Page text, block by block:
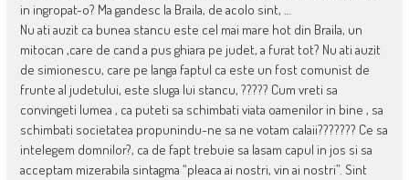
in ingropat-o? Ma gandesc la Braila, de acolo sint, …
Nu ati auzit ca bunea stancu este cel mai mare hot din Braila, un
mitocan ,care de cand a pus ghiara pe judet, a furat tot? Nu ati auzit
de simionescu, care pe langa faptul ca este un fost comunist de
frunte al judetului, este sluga lui stancu, ????? Cum vreti sa
convingeti lumea , ca puteti sa schimbati viata oamenilor in bine , sa
schimbati societatea propunindu-ne sa ne votam calaii??????? Ce sa
intelegem domnilor?, ca de fapt trebuie sa lasam capul in jos si sa
acceptam mizerabila sintagma “pleaca ai nostri, vin ai nostri”. Sint